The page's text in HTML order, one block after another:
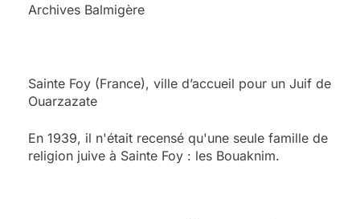
Archives Balmigère
Sainte Foy (France), ville d’accueil pour un Juif de
Ouarzazate
En 1939, il n'était recensé qu'une seule famille de
religion juive à Sainte Foy : les Bouaknim.